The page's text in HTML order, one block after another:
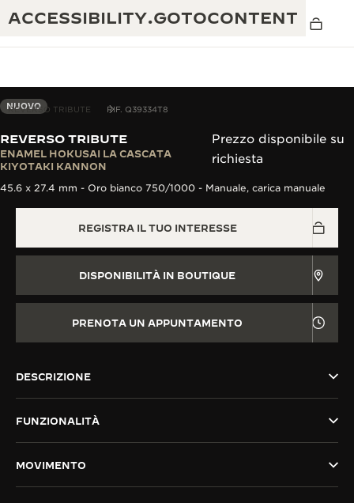
ACCESSIBILITY.GOTOCONTENT
GARANZIA DEI SEGNATEMPO
THE GOLDEN RATIO MUSICAL SHOW
IL REVERSO 1931 CAFÉ
MOSTRA “THE PERPETUAL
TIMEKEEPER”
REVERSO STORIES
THE SOUND MAKER
THE PRECISION PIONEER
ECCELLENZA: OLTRE 190 ANNI DI TRADIZIONE
CREATIVITÀ: OLTRE 430 BREVETTI
INGEGNO: OLTRE 1.400 CALIBRI
REVERSO TRIBUTE RIF. Q39334T8
NUOVO
REVERSO TRIBUTE
ENAMEL HOKUSAI LA CASCATA
KIYOTAKI KANNON
Prezzo disponibile su
richiesta
45.6 x 27.4 mm - Oro bianco 750/1000 - Manuale, carica manuale
REGISTRA IL TUO INTERESSE
DISPONIBILITÀ IN BOUTIQUE
PRENOTA UN APPUNTAMENTO
DESCRIZIONE
FUNZIONALITÀ
MOVIMENTO